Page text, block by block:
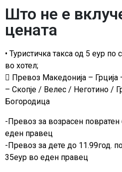
Што не е
цената
• Туристичка такса од 5 еур по
во хотел;
 Превоз Македонија – Грција
– Скопје / Велес / Неготино /
Богородица
-Превоз за возрасен
еден правец
-Превоз за дете до 11.99год.
35еур во еден правец